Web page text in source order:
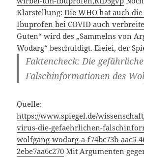
Klarstellung:Die WHO hat auch
Ibuprofen bei COVID auch
Guten“ wird des „Sammelns von
Wodarg“ beschuldigt. Eieiei, der
Faktencheck:Die
Falschinformationen des
Quelle:
https://www.spiegel.de/
virus-die-gefaehrlichen-
wolfgang-wodarg-a-f74bc73b-aac5-
2ebe7aa6c270 Mit Argumenten